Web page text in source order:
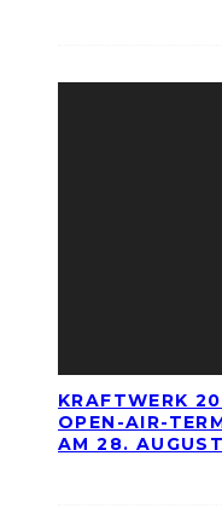
KRAFTWERK
OPEN-AIR-
AM 28. AUGUST